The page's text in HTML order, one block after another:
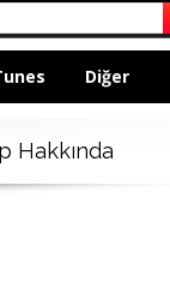
Diğer
Hakkında